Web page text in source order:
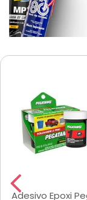
Adesivo Epoxi